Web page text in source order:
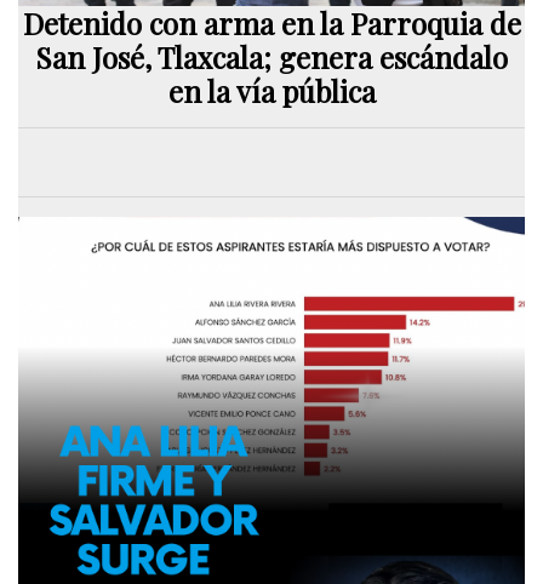
Detenido con arma en la Parroquia de
San José, Tlaxcala; genera escándalo
en la vía pública